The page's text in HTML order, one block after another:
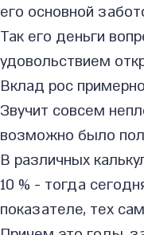
его основной
Так его деньги
Вклад рос
Звучит совсем
возможно было
В различных
10 % - тогда
показателе, тех